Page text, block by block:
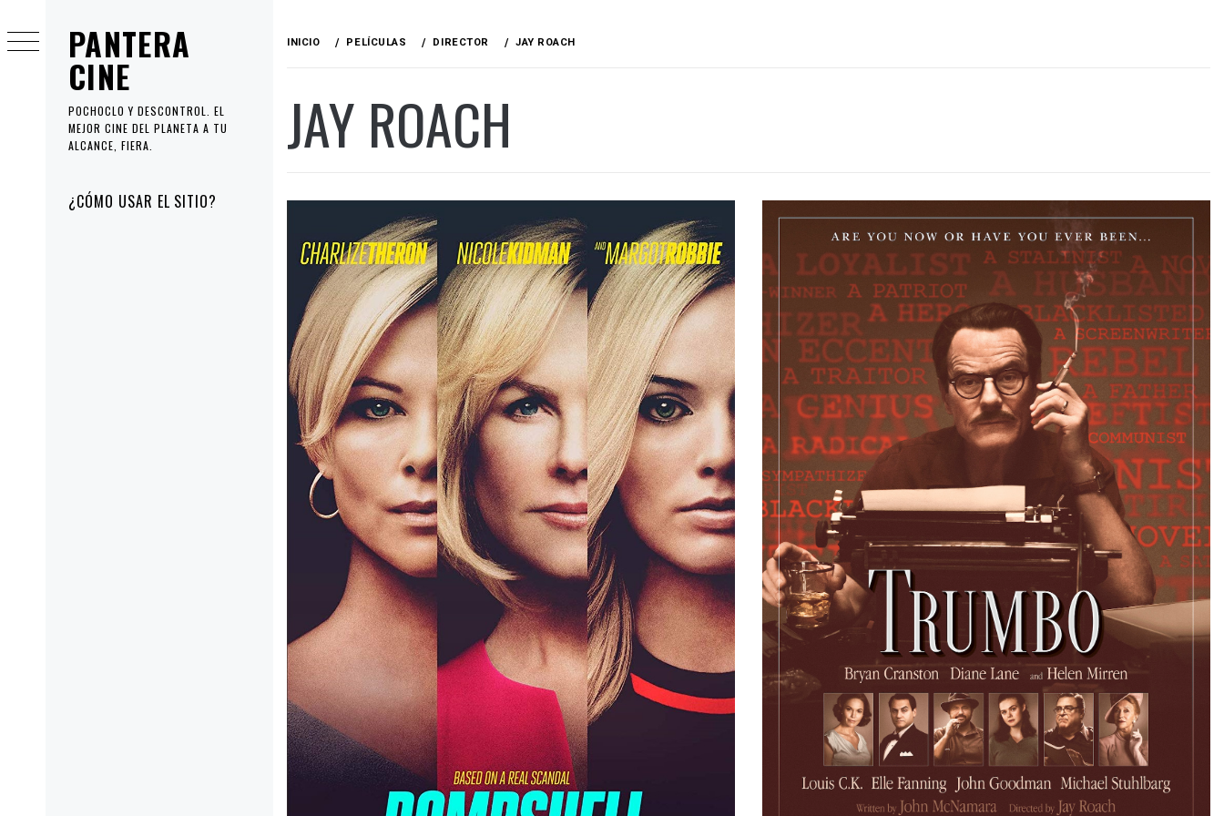
PANTERA
CINE
POCHOCLO Y DESCONTROL. EL
MEJOR CINE DEL PLANETA A TU
ALCANCE, FIERA.
principal
¿CÓMO USAR EL SITIO?
al
contenido
INICIO PELÍCULAS DIRECTOR JAY ROACH
JAY ROACH